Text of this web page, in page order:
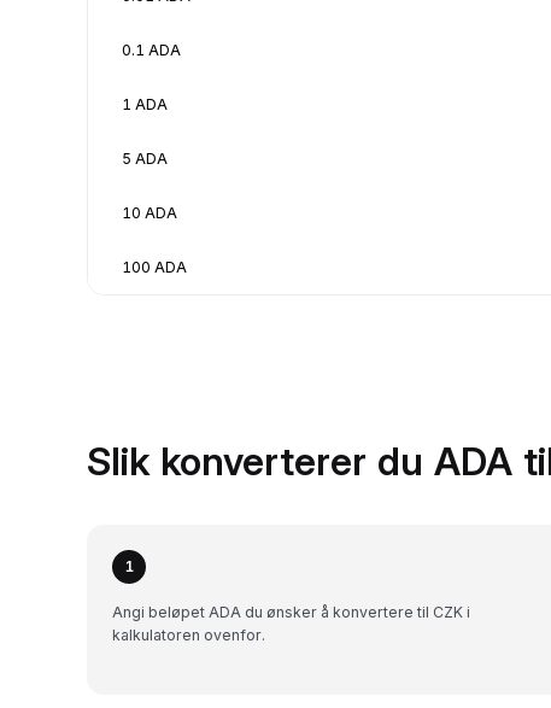
0.1 ADA
1 ADA
5 ADA
10 ADA
100 ADA
Slik konverterer du ADA
1
Angi beløpet ADA du ønsker å konvertere til CZK i
kalkulatoren ovenfor.